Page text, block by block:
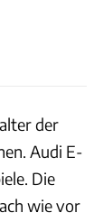
der
Audi E-
Die
wie vor